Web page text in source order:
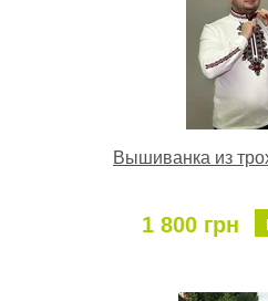
Вышиванка из
1 800 грн